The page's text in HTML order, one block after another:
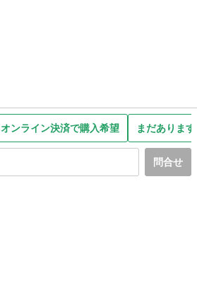
オンライン決済で購入希望 まだありま
問合せ